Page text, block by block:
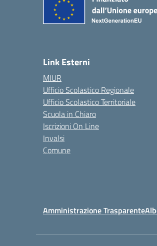
Link Esterni
MIUR
Ufficio Scolastico Regionale
Ufficio Scolastico Territoriale
Scuola in Chiaro
Iscrizioni On Line
Invalsi
Comune
Amministrazione Trasparente